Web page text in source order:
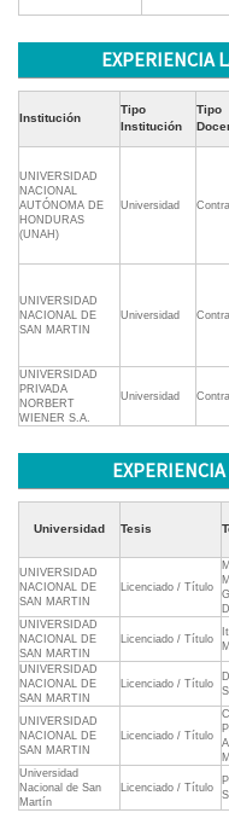
EXPERIENCIA
Institución
Tipo
Institución
Tipo
UNIVERSIDAD
NACIONAL
AUTÓNOMA DE
HONDURAS
(UNAH)
Universidad
UNIVERSIDAD
NACIONAL DE
SAN MARTIN
Universidad
UNIVERSIDAD
PRIVADA
NORBERT
WIENER S.A.
Universidad
EXPERIENCIA
Universidad Tesis
UNIVERSIDAD
NACIONAL DE
SAN MARTIN
Licenciado / Título
UNIVERSIDAD
NACIONAL DE
SAN MARTIN
Licenciado / Título
UNIVERSIDAD
NACIONAL DE
SAN MARTIN
Licenciado / Título
UNIVERSIDAD
NACIONAL DE
SAN MARTIN
Licenciado / Título
Universidad
Nacional de San
Martín
Licenciado / Título